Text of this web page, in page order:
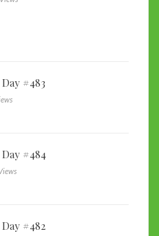
#483
#484
#482